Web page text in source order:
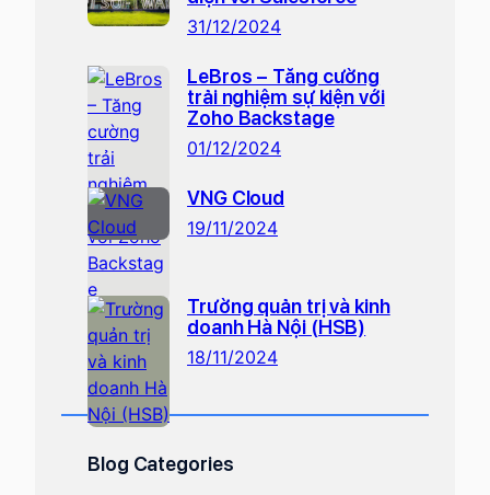
31/12/2024
LeBros – Tăng cường
trải nghiệm sự kiện với
Zoho Backstage
01/12/2024
VNG Cloud
19/11/2024
Trường quản trị và kinh
doanh Hà Nội (HSB)
18/11/2024
Blog Categories